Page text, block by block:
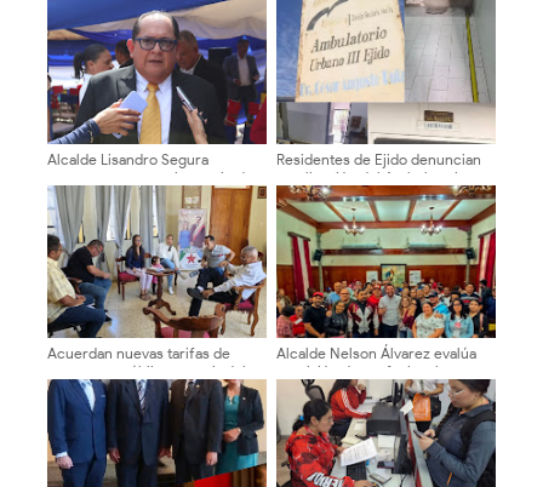
Alcalde Lisandro Segura
conmemora 134 aniversario de
la ciudad solo con acto solemne
Residentes de Ejido denuncian
paralización del Ambulatorio
Urbano III
Acuerdan nuevas tarifas de
transporte público a partir del 1°
de agosto, 200Bs Urbano, 230Bs
intermedio y 260Bs largo
Alcalde Nelson Álvarez evalúa
comisión de profesionales y
técnicos local